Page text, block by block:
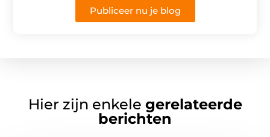
Publiceer nu je blog
Hier zijn enkele gerelateerde
berichten